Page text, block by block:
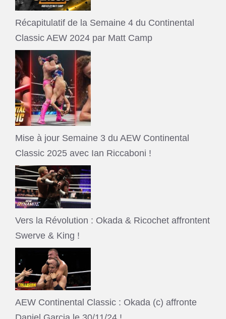
Récapitulatif de la Semaine 4 du Continental
Classic AEW 2024 par Matt Camp
Mise à jour Semaine 3 du AEW Continental
Classic 2025 avec Ian Riccaboni !
Vers la Révolution : Okada & Ricochet affrontent
Swerve & King !
AEW Continental Classic : Okada (c) affronte